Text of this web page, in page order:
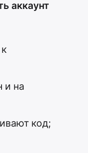
аккаунт
и на
код;